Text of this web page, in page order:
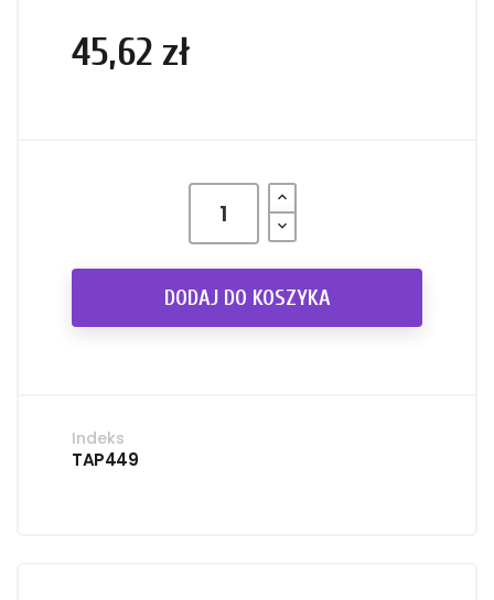
45,62 zł
DODAJ DO KOSZYKA
Indeks
TAP449